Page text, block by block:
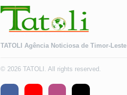
TATOLI Agência Noticiosa de Timor-Leste
© 2026 TATOLI. All rights reserved.